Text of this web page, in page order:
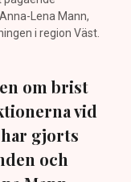
Lena Mann,
i region Väst.
om brist
vid
gjorts
och